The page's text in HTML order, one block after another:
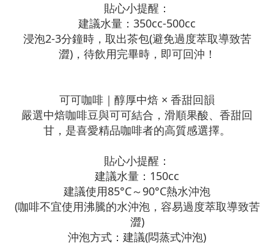
貼心小提醒：
建議水量：350cc-500cc
浸泡2-3分鐘時，取出茶包(避免過度萃取導致苦
澀)，待飲用完畢時，即可回沖！
可可咖啡｜醇厚中焙 × 香甜回韻
嚴選中焙咖啡豆與可可結合，滑順果酸、香甜回
甘，是喜愛精品咖啡者的高質感選擇。
貼心小提醒：
建議水量：150cc
建議使用85°C～90°C熱水沖泡
(咖啡不宜使用沸騰的水沖泡，容易過度萃取導致苦
澀)
沖泡方式： 建議(悶蒸式沖泡)